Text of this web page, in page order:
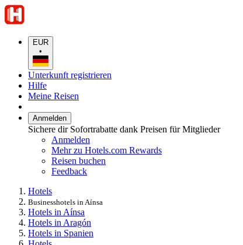
EUR
•
Unterkunft registrieren
Hilfe
Meine Reisen
Anmelden
Sichere dir Sofortrabatte dank Preisen für Mitglieder
Anmelden
Mehr zu Hotels.com Rewards
Reisen buchen
Feedback
Hotels
Businesshotels in Aínsa
Hotels in Aínsa
Hotels in Aragón
Hotels in Spanien